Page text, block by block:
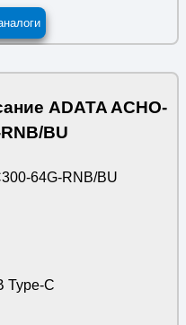
ADATA ACHO-
BU
64G-RNB/BU
Type-C